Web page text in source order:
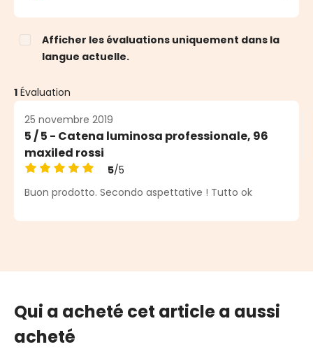
Afficher les évaluations uniquement dans la
langue actuelle.
1 Évaluation
25 novembre 2019
5 / 5 - Catena luminosa professionale, 96
maxiled rossi
Note moyenne de 5 sur 5 étoiles
5/5
Buon prodotto. Secondo aspettative ! Tutto ok
Qui a acheté cet article a aussi
acheté